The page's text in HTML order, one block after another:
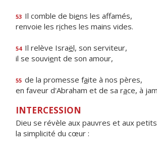
53 Il comble de biens les affamés,
renvoie les riches les mains vides.
54 Il relève Israël, son serviteur,
il se souvient de son amour,
55 de la promesse faite à nos pères,
en faveur d'Abraham et de sa race, à
INTERCESSION
Dieu se révèle aux pauvres et aux
la simplicité du cœur :